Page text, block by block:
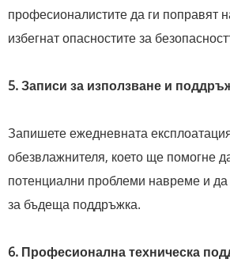
професионалистите да ги поправят
избегнат опасностите за
5. Записи за използване и
Запишете ежедневната
обезвлажнителя, което ще помогне
потенциални проблеми навреме и да
за бъдеща поддръжка.
6. Професионална техническа